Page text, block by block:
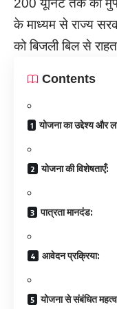
के माध्यम से राज्य
को बिजली बिल से
Contents
योजना का उद्देश्य और
योजना की विशेषताएँ:
पात्रता मानदंड:
आवेदन प्रक्रिया:
योजना से संबंधित